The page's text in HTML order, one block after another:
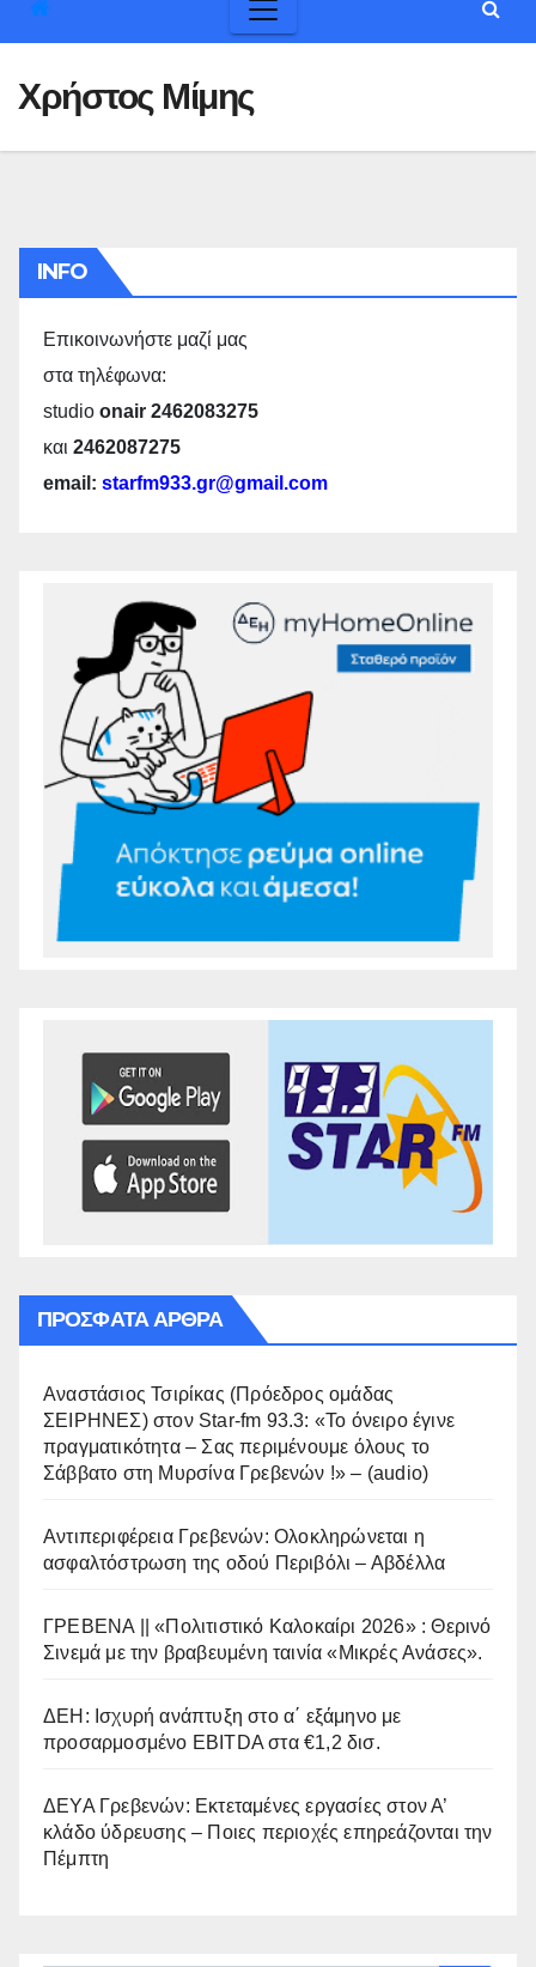
Χρήστος Μίμης
INFO
Επικοινωνήστε μαζί μας
στα τηλέφωνα:
studio onair 2462083275
και 2462087275
email: starfm933.gr@gmail.com
ΠΡΌΣΦΑΤΑ ΆΡΘΡΑ
Αναστάσιος Τσιρίκας (Πρόεδρος ομάδας
ΣΕΙΡΗΝΕΣ) στον Star-fm 93.3: «Το όνειρο έγινε
πραγματικότητα – Σας περιμένουμε όλους το
Σάββατο στη Μυρσίνα Γρεβενών !» – (audio)
Αντιπεριφέρεια Γρεβενών: Ολοκληρώνεται η
ασφαλτόστρωση της οδού Περιβόλι – Αβδέλλα
ΓΡΕΒΕΝΑ || «Πολιτιστικό Καλοκαίρι 2026» : Θερινό
Σινεμά με την βραβευμένη ταινία «Μικρές Ανάσες».
ΔΕΗ: Ισχυρή ανάπτυξη στο α΄ εξάμηνο με
προσαρμοσμένο EBITDA στα €1,2 δισ.
ΔΕΥΑ Γρεβενών: Εκτεταμένες εργασίες στον Α’
κλάδο ύδρευσης – Ποιες περιοχές επηρεάζονται την
Πέμπτη